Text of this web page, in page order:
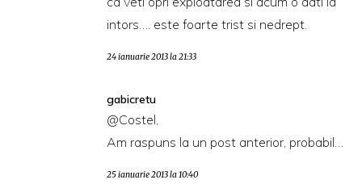
intors…. este foarte trist si nedrept.
24 ianuarie 2013 la 21:33
gabicretu
@Costel,
Am raspuns la un post anterior, probabil…
25 ianuarie 2013 la 10:40